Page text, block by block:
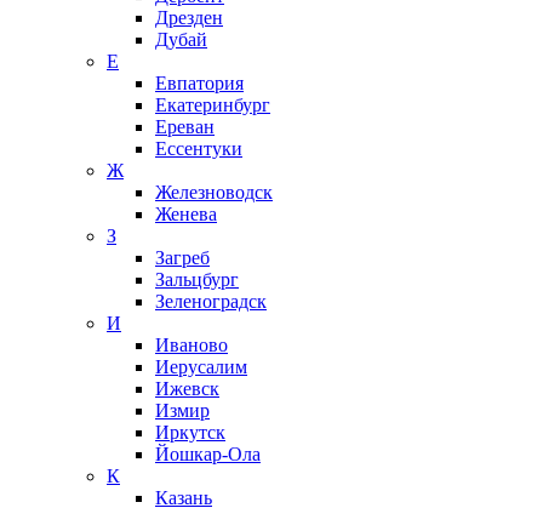
Дрезден
Дубай
Е
Евпатория
Екатеринбург
Ереван
Ессентуки
Ж
Железноводск
Женева
З
Загреб
Зальцбург
Зеленоградск
И
Иваново
Иерусалим
Ижевск
Измир
Иркутск
Йошкар-Ола
К
Казань